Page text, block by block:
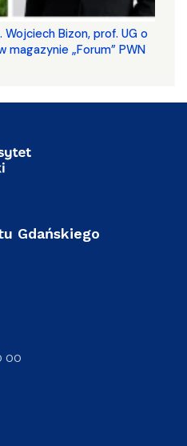
Wojciech Bizon, prof. UG o
magazynie „Forum” PWN
Gdańskiego
00